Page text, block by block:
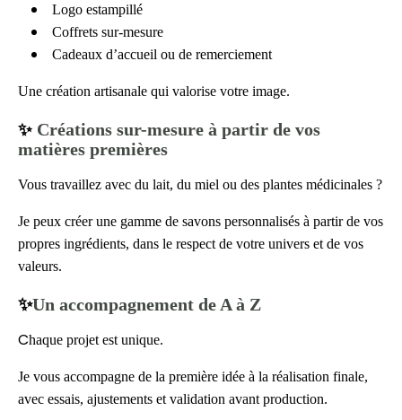
Logo estampillé
Coffrets sur-mesure
Cadeaux d’accueil ou de remerciement
Une création artisanale qui valorise votre image.
✨ Créations sur-mesure à partir de vos
matières premières
Vous travaillez avec du lait, du miel ou des plantes médicinales ?
Je peux créer une gamme de savons personnalisés à partir de vos
propres ingrédients, dans le respect de votre univers et de vos
valeurs.
✨Un accompagnement de A à Z
Chaque projet est unique.
Je vous accompagne de la première idée à la réalisation finale,
avec essais, ajustements et validation avant production.